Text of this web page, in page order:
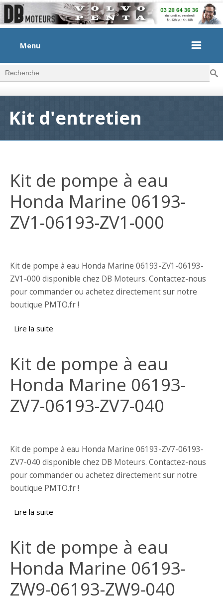
Menu
Formulaire de recherche
Kit d'entretien
Kit de pompe à eau
Honda Marine 06193-
ZV1-06193-ZV1-000
Kit de pompe à eau Honda Marine 06193-ZV1-06193-
ZV1-000 disponible chez DB Moteurs. Contactez-nous
pour commander ou achetez directement sur notre
boutique PMTO.fr !
Lire la suite
Kit de pompe à eau
Honda Marine 06193-
ZV7-06193-ZV7-040
Kit de pompe à eau Honda Marine 06193-ZV7-06193-
ZV7-040 disponible chez DB Moteurs. Contactez-nous
pour commander ou achetez directement sur notre
boutique PMTO.fr !
Lire la suite
Kit de pompe à eau
Honda Marine 06193-
ZW9-06193-ZW9-040